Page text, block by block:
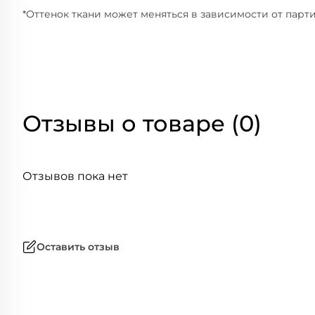
*Оттенок ткани может меняться в зависимости от
Отзывы о товаре (0)
Отзывов пока нет
Оставить отзыв